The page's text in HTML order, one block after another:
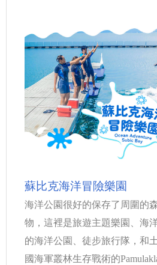
蘇比克海洋冒險樂園
海洋公園很好的保存了周圍的
物，這裡是旅遊主題樂園、海
的海洋公園、徒步旅行隊，和
國海軍叢林生存戰術的